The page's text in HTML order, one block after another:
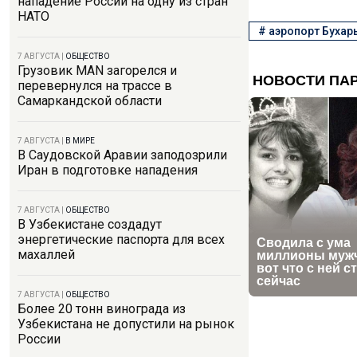
НАТО
7 АВГУСТА ОБЩЕСТВО
Грузовик MAN загорелся и
перевернулся на трассе в
Самаркандской области
7 АВГУСТА В МИРЕ
В Саудовской Аравии заподозрили
Иран в подготовке нападения
7 АВГУСТА ОБЩЕСТВО
В Узбекистане создадут
энергетические паспорта для всех
махаллей
7 АВГУСТА ОБЩЕСТВО
Более 20 тонн винограда из
Узбекистана не допустили на рынок
России
# аэропорт